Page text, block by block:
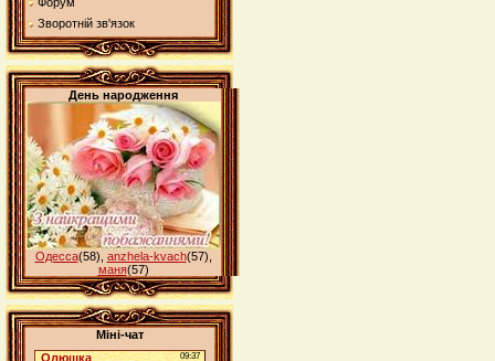
Зворотній зв'язок
День народження
Одесса(58) anzhela-kvach(57)
маня(57)
Міні-чат